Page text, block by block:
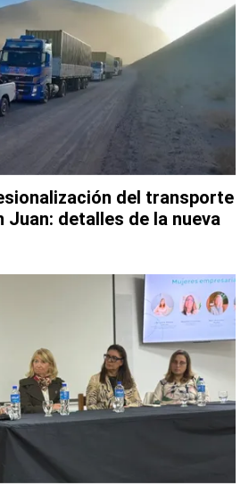
del transporte
Juan: detalles de la nueva